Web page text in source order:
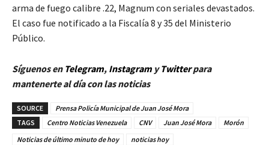
arma de fuego calibre .22, Magnum con seriales devastados.
El caso fue notificado a la Fiscalía 8 y 35 del Ministerio
Público.
Síguenos en Telegram, InstagramyTwitterpara
mantenerte al día con las noticias
SOURCE
Prensa Policía Municipal de Juan José Mora
TAGS
Centro Noticias Venezuela CNV Juan José Mora
Morón
Noticias de último minuto de hoy
noticias hoy